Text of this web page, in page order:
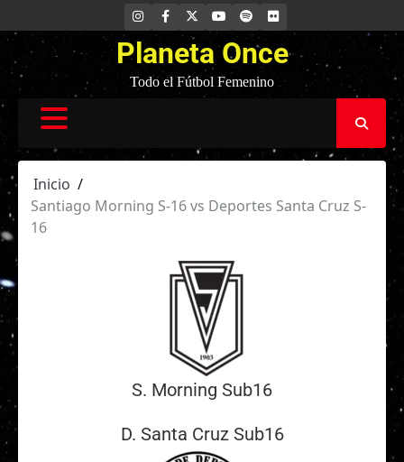
INSTAGRAM
FACEBOOK YOUTUBE
SPOTIFYFLICKR
Planeta Once
Todo el Fútbol Femenino
Inicio
Santiago Morning S-16 vs Deportes Santa Cruz S-
16
S. Morning Sub16
D. Santa Cruz Sub16